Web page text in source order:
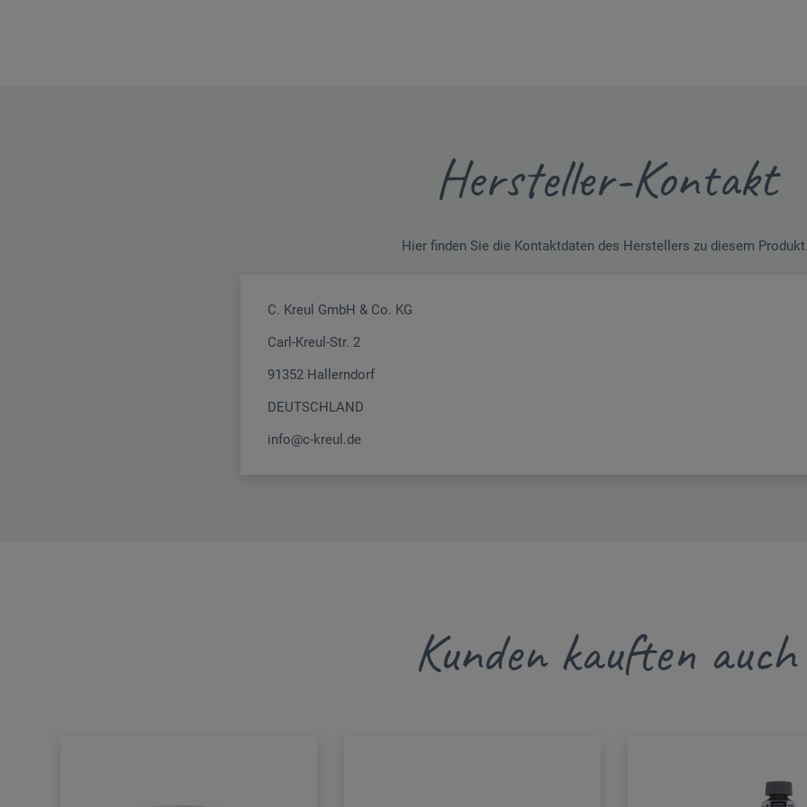
Hersteller-Kontakt
Hier finden Sie die Kontaktdaten des Herstellers zu diesem
C. Kreul GmbH & Co. KG
Carl-Kreul-Str. 2
91352 Hallerndorf
DEUTSCHLAND
info@c-kreul.de
Kunden kauften auch